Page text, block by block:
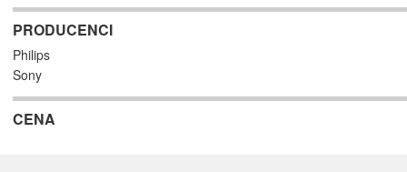
PRODUCENCI
Philips
Sony
CENA